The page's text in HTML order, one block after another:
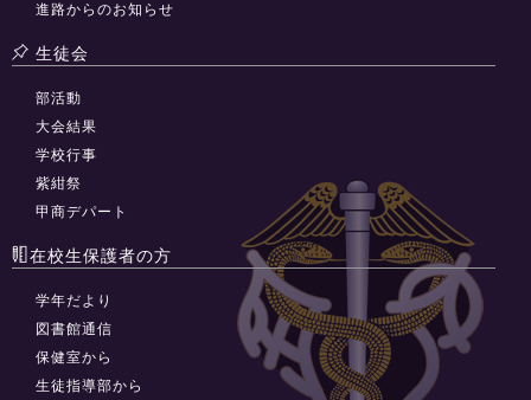
進路からのお知らせ
生徒会
部活動
大会結果
学校行事
紫紺祭
甲商デパート
在校生保護者の方
学年だより
図書館通信
保健室から
生徒指導部から